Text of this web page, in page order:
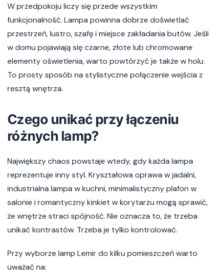
W przedpokoju liczy się przede wszystkim
funkcjonalność. Lampa powinna dobrze doświetlać
przestrzeń, lustro, szafę i miejsce zakładania butów. Jeśli
w domu pojawiają się czarne, złote lub chromowane
elementy oświetlenia, warto powtórzyć je także w holu.
To prosty sposób na stylistyczne połączenie wejścia z
resztą wnętrza.
Czego unikać przy łączeniu
różnych lamp?
Największy chaos powstaje wtedy, gdy każda lampa
reprezentuje inny styl. Kryształowa oprawa w jadalni,
industrialna lampa w kuchni, minimalistyczny plafon w
salonie i romantyczny kinkiet w korytarzu mogą sprawić,
że wnętrze straci spójność. Nie oznacza to, że trzeba
unikać kontrastów. Trzeba je tylko kontrolować.
Przy wyborze lamp Lemir do kilku pomieszczeń warto
uważać na: